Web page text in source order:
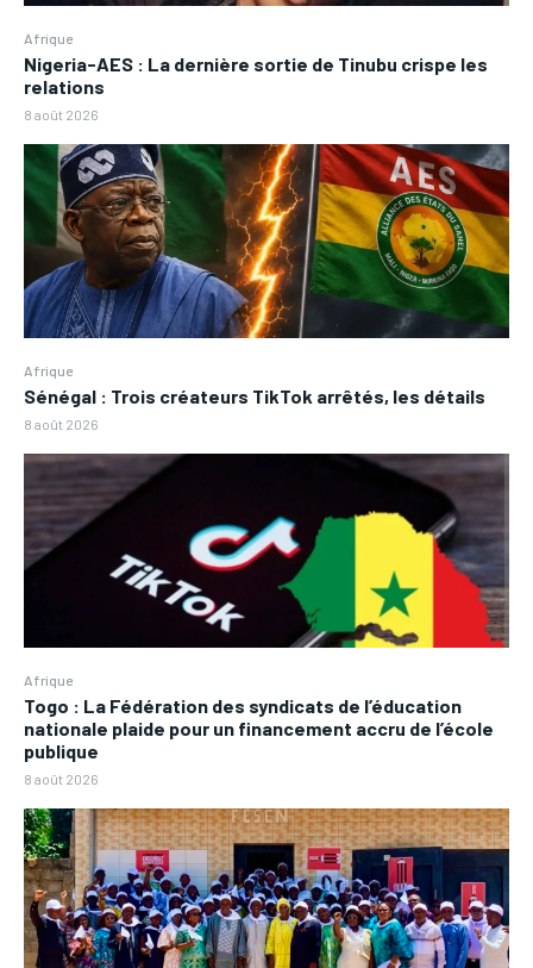
Afrique
Nigeria-AES : La dernière sortie de Tinubu crispe les
relations
8 août 2026
Afrique
Sénégal : Trois créateurs TikTok arrêtés, les détails
8 août 2026
Afrique
Togo : La Fédération des syndicats de l’éducation
nationale plaide pour un financement accru de l’école
publique
8 août 2026